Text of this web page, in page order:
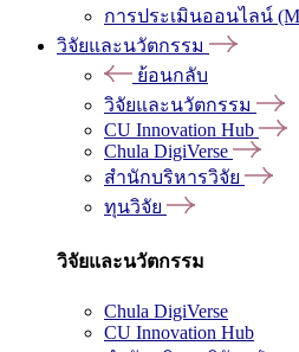
การประเมินออนไลน์
วิจัยและนวัตกรรม
ย้อนกลับ
วิจัยและนวัตกรรม
CU Innovation Hub
Chula DigiVerse
สำนักบริหารวิจัย
ทุนวิจัย
วิจัยและนวัตกรรม
Chula DigiVerse
CU Innovation Hub